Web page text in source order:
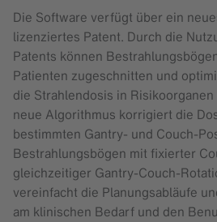
Die Software verfügt über ein
lizenziertes Patent. Durch die
Patents können
Patienten zugeschnitten und
die Strahlendosis in
neue Algorithmus korrigiert die
bestimmten Gantry- und Couch-
Bestrahlungsbögen mit fixierter
gleichzeitiger Gantry-Couch-
vereinfacht die Planungsabläufe
am klinischen Bedarf und den